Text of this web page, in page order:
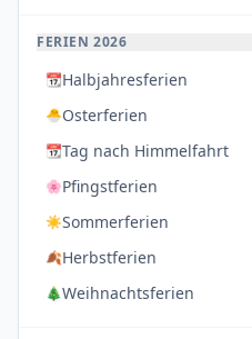
FERIEN 2026
📆Halbjahresferien
🐣Osterferien
📆Tag nach Himmelfahrt
🌸Pfingstferien
☀️Sommerferien
🍂Herbstferien
🎄Weihnachtsferien